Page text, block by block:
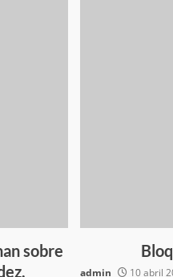
sobre
admin 10 abril